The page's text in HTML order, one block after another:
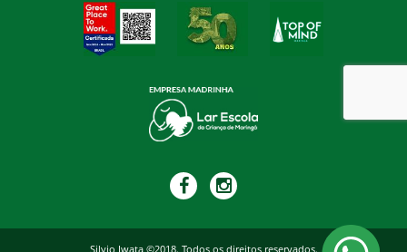
Silvio Iwata ©2018. Todos os direitos reservados.